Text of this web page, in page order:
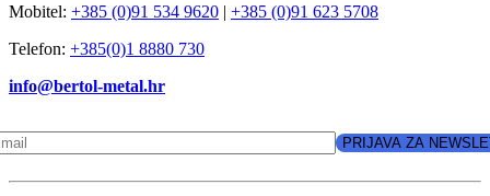
Mobitel: +385 (0)91 534 9620 | +385 (0)91 623 5708
Telefon: +385(0)1 8880 730
info@bertol-metal.hr